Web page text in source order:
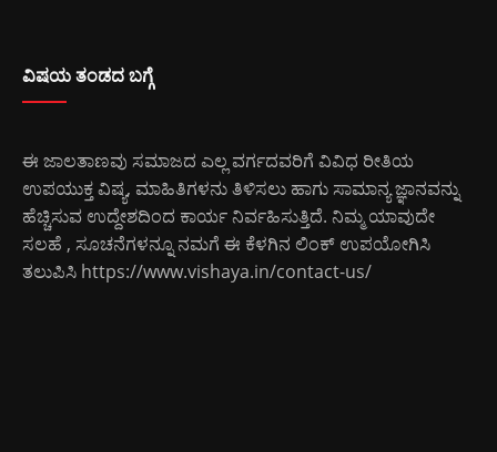
ವಿಷಯ ತಂಡದ ಬಗ್ಗೆ
ಈ ಜಾಲತಾಣವು ಸಮಾಜದ ಎಲ್ಲ ವರ್ಗದವರಿಗೆ ವಿವಿಧ ರೀತಿಯ
ಉಪಯುಕ್ತ ವಿಷ್ಯ, ಮಾಹಿತಿಗಳನು ತಿಳಿಸಲು ಹಾಗು ಸಾಮಾನ್ಯ ಜ್ಞಾನವನ್ನು
ಹೆಚ್ಚಿಸುವ ಉದ್ದೇಶದಿಂದ ಕಾರ್ಯ ನಿರ್ವಹಿಸುತ್ತಿದೆ. ನಿಮ್ಮ ಯಾವುದೇ
ಸಲಹೆ , ಸೂಚನೆಗಳನ್ನೂ ನಮಗೆ ಈ ಕೆಳಗಿನ ಲಿಂಕ್ ಉಪಯೋಗಿಸಿ
ತಲುಪಿಸಿ https://www.vishaya.in/contact-us/